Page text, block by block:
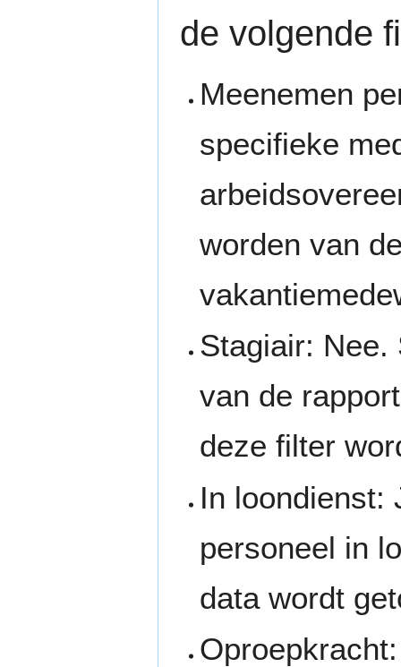
de volgende
Meenemen
specifieke
worden van
Stagiair: Nee.
van de
deze filter
In loondienst:
personeel in
data wordt